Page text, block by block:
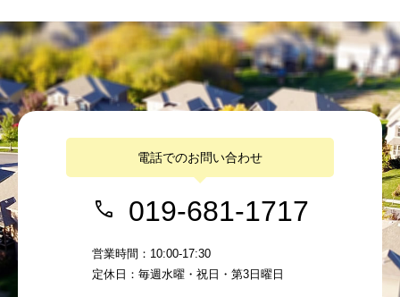
電話でのお問い合わせ
019-681-1717
営業時間：10:00-17:30
定休日：毎週水曜・祝日・第3日曜日